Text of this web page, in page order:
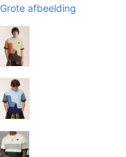
Grote afbeelding